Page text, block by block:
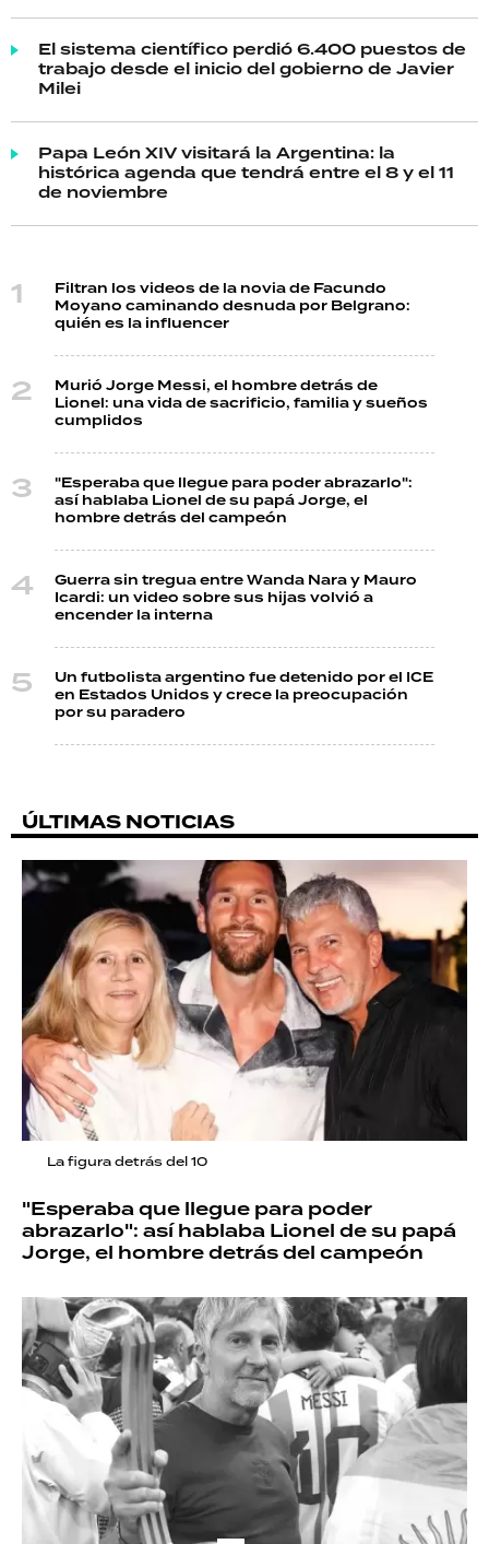
El sistema científico perdió 6.400 puestos de
trabajo desde el inicio del gobierno de Javier
Milei
Papa León XIV visitará la Argentina: la
histórica agenda que tendrá entre el 8 y el 11
de noviembre
Filtran los videos de la novia de Facundo
Moyano caminando desnuda por Belgrano:
quién es la influencer
Murió Jorge Messi, el hombre detrás de
Lionel: una vida de sacrificio, familia y sueños
cumplidos
"Esperaba que llegue para poder abrazarlo":
así hablaba Lionel de su papá Jorge, el
hombre detrás del campeón
Guerra sin tregua entre Wanda Nara y Mauro
Icardi: un video sobre sus hijas volvió a
encender la interna
Un futbolista argentino fue detenido por el ICE
en Estados Unidos y crece la preocupación
por su paradero
ÚLTIMAS NOTICIAS
La figura detrás del 10
"Esperaba que llegue para poder
abrazarlo": así hablaba Lionel de su papá
Jorge, el hombre detrás del campeón